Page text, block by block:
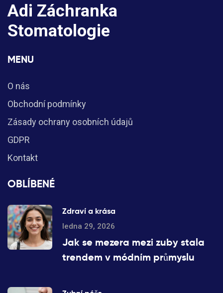
Adi Záchranka
Stomatologie
MENU
O nás
Obchodní podmínky
Zásady ochrany osobních údajů
GDPR
Kontakt
OBLÍBENÉ
Zdraví a krása
ledna 29, 2026
Jak se mezera mezi zuby stala
trendem v módním průmyslu